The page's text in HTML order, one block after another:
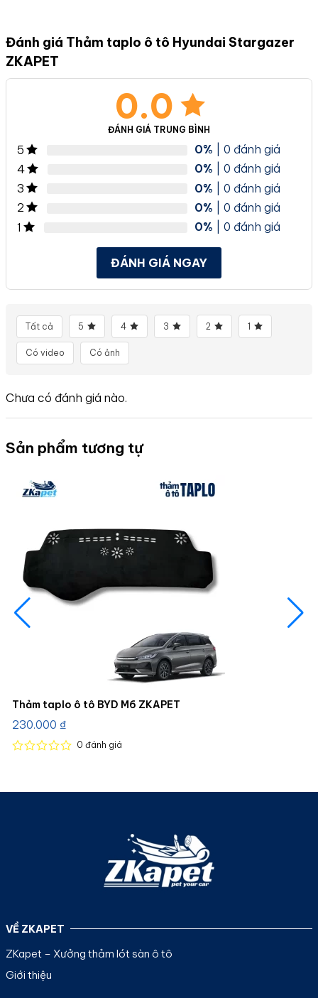
Đánh giá Thảm taplo ô tô Hyundai Stargazer
ZKAPET
0.0
ĐÁNH GIÁ TRUNG BÌNH
5 0% | 0 đánh giá
4
0% | 0 đánh giá
3
0% | 0 đánh giá
2
0% | 0 đánh giá
1
0% | 0 đánh giá
ĐÁNH GIÁ NGAY
Tất cả 5 4 3 2 1
Có video Có ảnh
Chưa có đánh giá nào.
Sản phẩm tương tự
Thảm taplo ô tô BYD M6 ZKAPET
230.000 ₫
0 đánh giá
VỀ ZKAPET
ZKapet – Xưởng thảm lót sàn ô tô
Giới thiệu